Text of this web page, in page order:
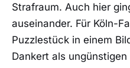
Strafraum. Auch hier
auseinander. Für Köln-
Puzzlestück in einem
Dankert als